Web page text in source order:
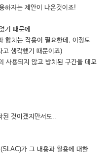
하자는 제안이 나온것이죠!
기 때문에
합치는 작용이 필요한데, 이정도
고 생각했기 때문이죠)
사용되지 않고 방치된 구간을 데모
된 것이겠지만서도..
가 그 내용과 활용에 대한